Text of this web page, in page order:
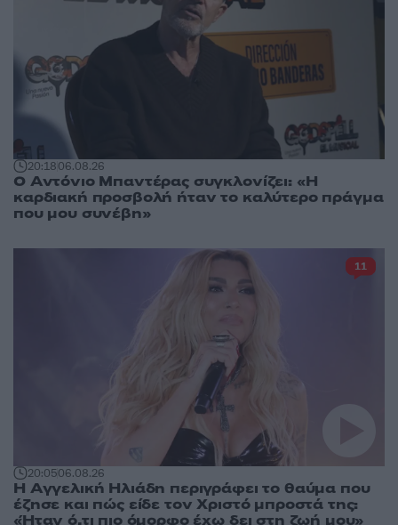
20:1806.08.26
Ο Αντόνιο Μπαντέρας συγκλονίζει: «Η
καρδιακή προσβολή ήταν το καλύτερο πράγμα
που μου συνέβη»
20:0506.08.26
Η Αγγελική Ηλιάδη περιγράφει το θαύμα που
έζησε και πώς είδε τον Χριστό μπροστά της:
«Ήταν ό,τι πιο όμορφο έχω δει στη ζωή μου»
11